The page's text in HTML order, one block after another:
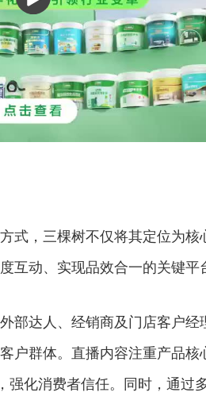
式，三棵树不仅将其定位为核
互动、实现品效合一的关键平
部达人、经销商及门店客户经
户群体。直播内容注重产品核
强化消费者信任。同时，通过